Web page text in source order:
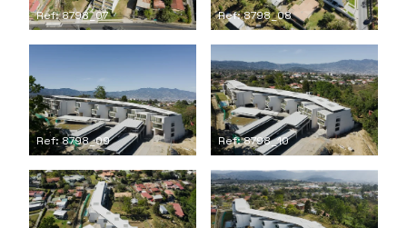
Ref: 8798_07 Ref: 8798_08
Ref: 8798_09 Ref: 8798_10